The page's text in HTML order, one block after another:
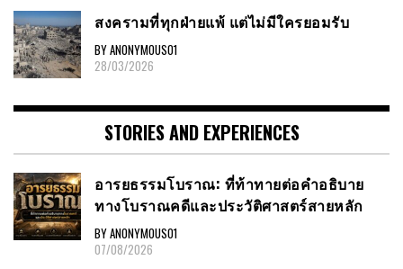
สงครามที่ทุกฝ่ายแพ้ แต่ไม่มีใครยอมรับ
BY ANONYMOUS01
28/03/2026
STORIES AND EXPERIENCES
อารยธรรมโบราณ: ที่ท้าทายต่อคำอธิบาย
ทางโบราณคดีและประวัติศาสตร์สายหลัก
BY ANONYMOUS01
07/08/2026